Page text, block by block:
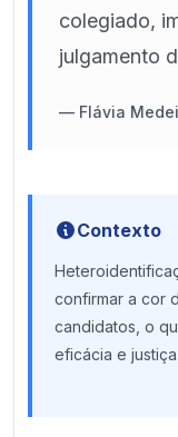
colegiado,
julgamento
— Flávia
Contexto
confirmar a cor
candidatos, o
eficácia e justiça.